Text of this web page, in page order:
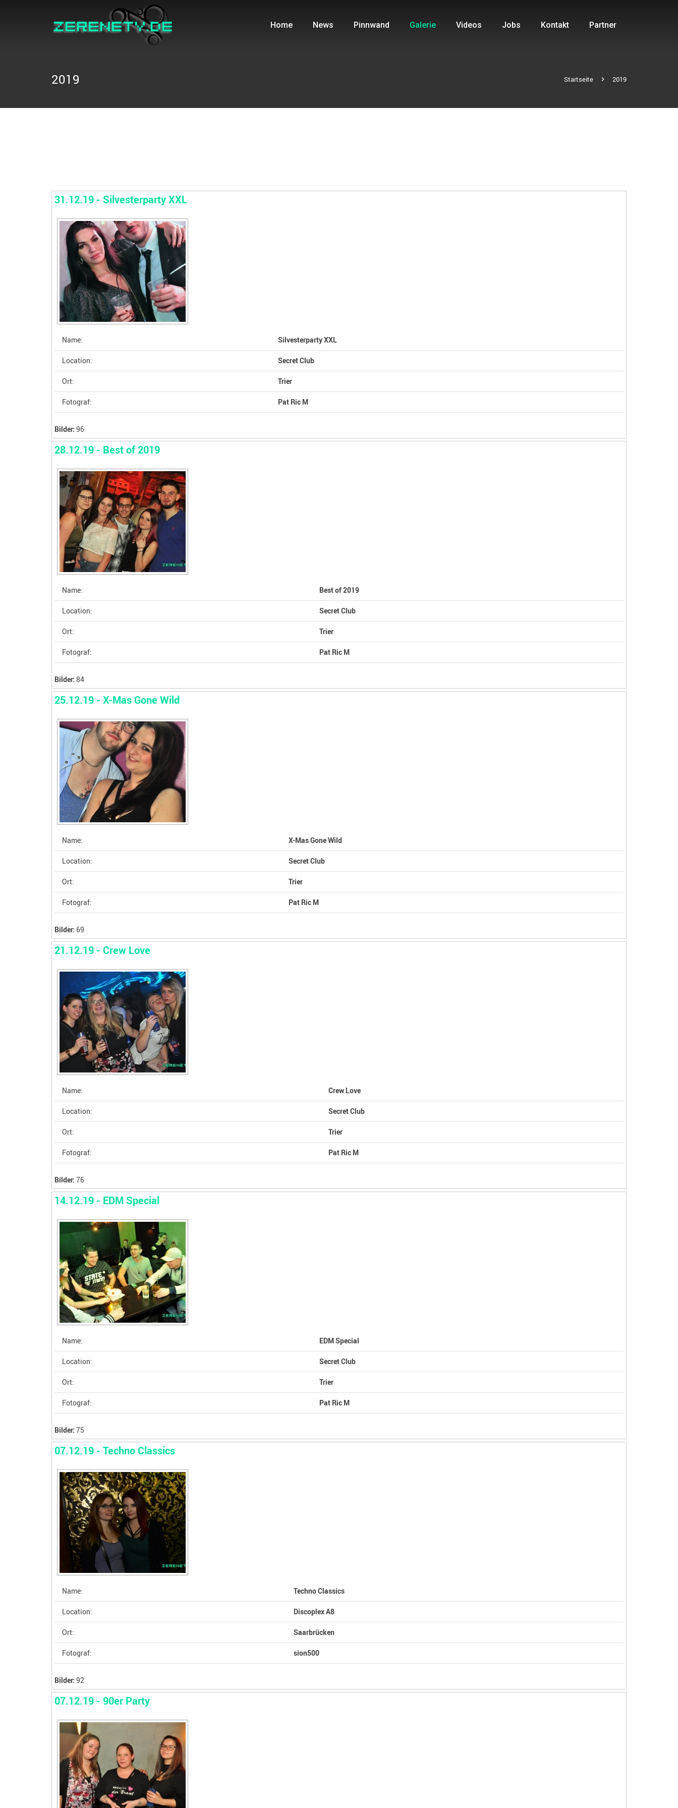
Home News Pinnwand Galerie Videos Jobs Kontakt Partner
2019 Startseite 2019
31.12.19 - Silvesterparty XXL
Name: Silvesterparty XXL
Location: Secret Club
Ort: Trier
Fotograf: Pat Ric M
Bilder: 96
28.12.19 - Best of 2019
Name: Best of 2019
Location: Secret Club
Ort: Trier
Fotograf: Pat Ric M
Bilder: 84
25.12.19 - X-Mas Gone Wild
Name: X-Mas Gone Wild
Location: Secret Club
Ort: Trier
Fotograf: Pat Ric M
Bilder: 69
21.12.19 - Crew Love
Name: Crew Love
Location: Secret Club
Ort: Trier
Fotograf: Pat Ric M
Bilder: 76
14.12.19 - EDM Special
Name: EDM Special
Location: Secret Club
Ort: Trier
Fotograf: Pat Ric M
Bilder: 75
07.12.19 - Techno Classics
Name: Techno Classics
Location: Discoplex A8
Ort: Saarbrücken
Fotograf: sion500
Bilder: 92
07.12.19 - 90er Party